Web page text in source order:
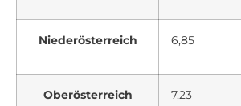
Niederösterreich 6,85
Oberösterreich 7,23